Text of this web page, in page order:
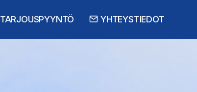
TARJOUSPYYNTÖ YHTEYSTIEDOT